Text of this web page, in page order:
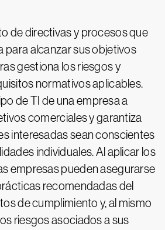
de directivas y procesos que
para alcanzar sus objetivos
gestiona los riesgos y
normativos aplicables.
de TI de una empresa a
comerciales y garantiza
interesadas sean conscientes
individuales. Al aplicar los
empresas pueden asegurarse
recomendadas del
de cumplimiento y, al mismo
riesgos asociados a sus